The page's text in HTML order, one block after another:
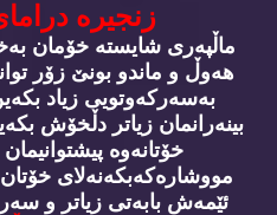
زنجیره‌
ماڵپه‌ری شایسته‌ خۆمان
هه‌وڵ و ماندو بونێ زۆر
به‌سه‌ركه‌وتویی زیاد
بینه‌رانمان زیاتر دڵخۆش
خۆتانه‌وه‌
مووشاره‌كه‌بكه‌نه‌لای خۆتان
ئێمه‌ش بابه‌تی زیاتر و